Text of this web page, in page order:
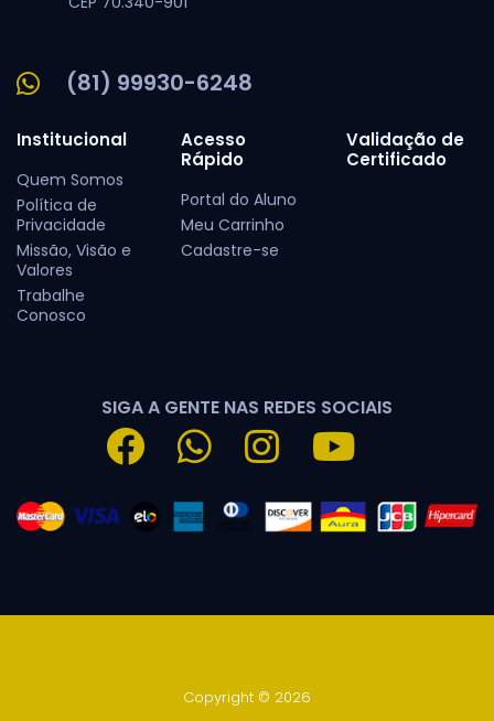
(81) 99930-6248
Institucional
Quem Somos
Política de
Privacidade
Missão, Visão e
Valores
Trabalhe
Conosco
Acesso
Rápido
Portal do Aluno
Meu Carrinho
Cadastre-se
Validação de
Certificado
SIGA A GENTE NAS REDES SOCIAIS
Copyright © 2026